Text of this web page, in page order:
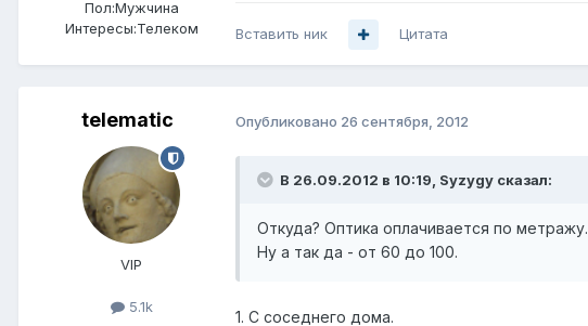
Пол:Мужчина
Интересы:Телеком Вставить ник Цитата
telematic
VIP
5.1k
Опубликовано 26 сентября, 2012
В 26.09.2012 в 10:19, Syzygy сказал:
Откуда? Оптика оплачивается по метражу.
Ну а так да - от 60 до 100.
1. С соседнего дома.